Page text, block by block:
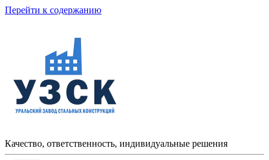
Перейти к содержанию
Качество, ответственность, индивидуальные решения